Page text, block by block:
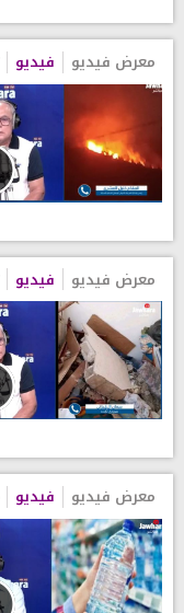
معرض فيديو فيديو
معرض فيديو فيديو
معرض فيديو فيديو